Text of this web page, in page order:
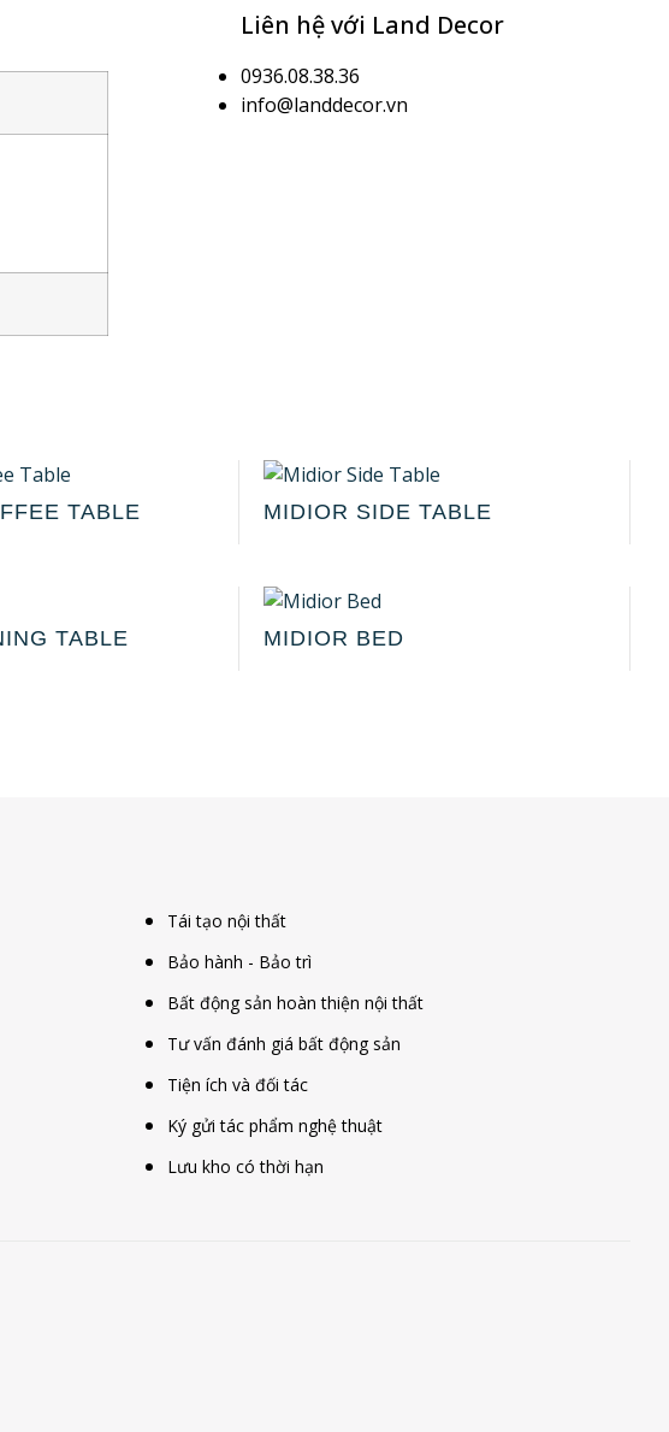
Liên hệ với Land Decor
0936.08.38.36
info@landdecor.vn
TABLE MIDIOR SIDE TABLE
TABLE MIDIOR BED
Tái tạo nội thất
Bảo hành - Bảo trì
Bất động sản hoàn thiện nội thất
Tư vấn đánh giá bất động sản
Tiện ích và đối tác
Ký gửi tác phẩm nghệ thuật
Lưu kho có thời hạn